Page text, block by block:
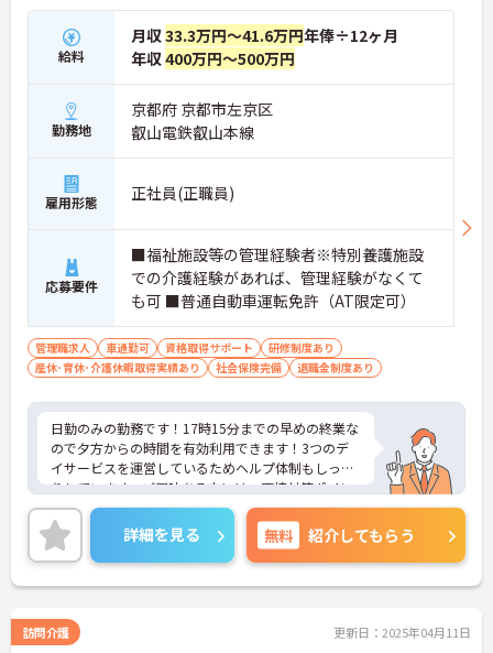
給料
月収33.3万円～41.6万円年俸÷12ヶ月
年収400万円～500万円
勤務地
京都府 京都市左京区
叡山電鉄叡山本線
雇用形態 正社員(正職員)
応募要件
■福祉施設等の管理経験者※特別養護施設
での介護経験があれば、管理経験がなくて
も可 ■普通自動車運転免許（AT限定可）
管理職求人 車通勤可 資格取得サポート
研修制度あり
産休･育休･介護休暇取得実績あり
社会保険完備 退職金制度あり
日勤のみの勤務です！17時15分までの早めの終業な
ので夕方からの時間を有効利用できます！3つのデ
イサービスを運営しているためヘルプ体制もしっか
りしています。ご興味ある方には、面接対策ポイン
トなど、さらに詳細をお話しいたしますのでお気軽
にご相談ください！
詳細を見る 無料 紹介してもらう
訪問介護 更新日：2025年04月11日